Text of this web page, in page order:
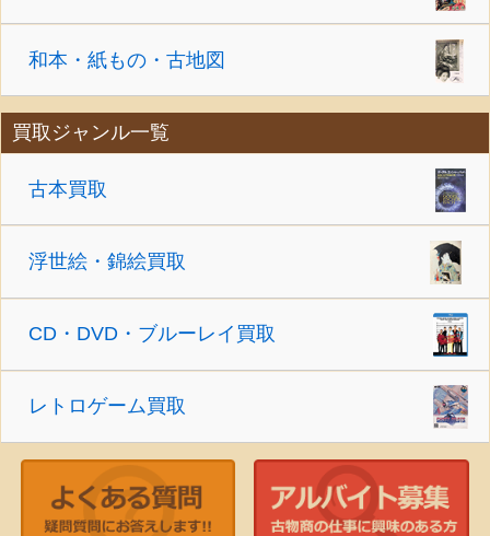
和本・紙もの・古地図
買取ジャンル一覧
古本買取
浮世絵・錦絵買取
CD・DVD・ブルーレイ買取
レトロゲーム買取